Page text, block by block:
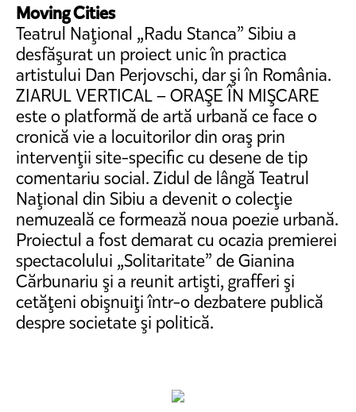
Moving Cities
Teatrul Naţional „Radu Stanca” Sibiu a
desfăşurat un proiect unic în practica
artistului Dan Perjovschi, dar şi în România.
ZIARUL VERTICAL – ORAŞE ÎN MIŞCARE
este o platformă de artă urbană ce face o
cronică vie a locuitorilor din oraş prin
intervenţii site-specific cu desene de tip
comentariu social. Zidul de lângă Teatrul
Naţional din Sibiu a devenit o colecţie
nemuzeală ce formează noua poezie urbană.
Proiectul a fost demarat cu ocazia premierei
spectacolului „Solitaritate” de Gianina
Cărbunariu şi a reunit artişti, grafferi şi
cetăţeni obişnuiţi într-o dezbatere publică
despre societate şi politică.